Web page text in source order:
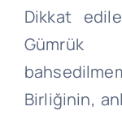
Dikkat
Gümrük
Birliğinin,